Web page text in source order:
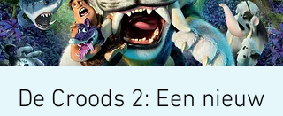
De Croods 2: Een nieuw